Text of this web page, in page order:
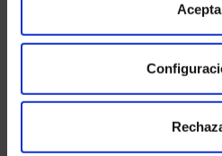
para más
tratamiento de mis datos